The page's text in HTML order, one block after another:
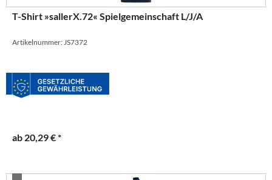
T-Shirt »sallerX.72« Spielgemeinschaft L/J/A
Artikelnummer: JS7372
ab 20,29 € *